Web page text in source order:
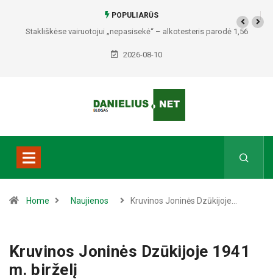
POPULIARŪS
Po audros Puvočiuose – pjūklų ir generatorių dūzgimas: „Čia gera
gyventi“ (video)
2026-08-10
Home Naujienos Kruvinos Joninės Dzūkijoje…
Kruvinos Joninės Dzūkijoje 1941
m. birželį